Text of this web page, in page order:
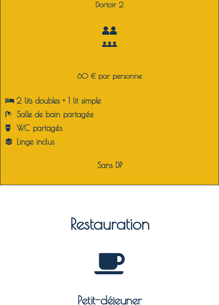
Dortoir 2
60 € par personne
2 lits doubles + 1 lit simple
Salle de bain partagée
WC partagés
Linge inclus
Sans DP
Restauration
Petit-déjeuner